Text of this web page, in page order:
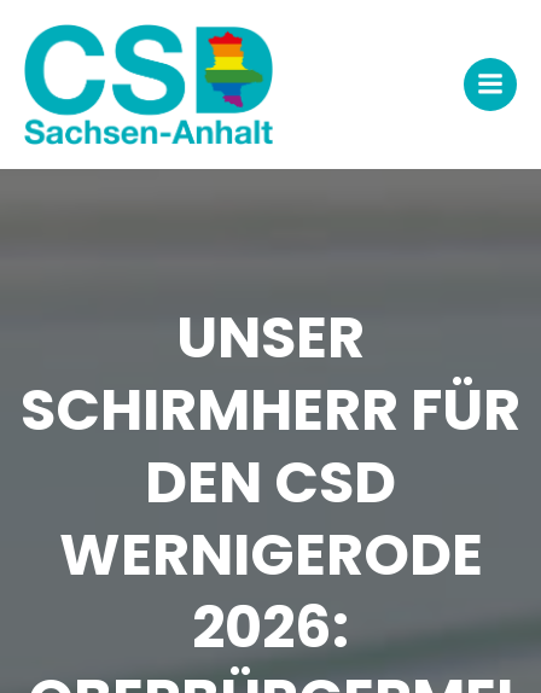
springen
UNSER
SCHIRMHERR FÜR
DEN CSD
WERNIGERODE
2026: